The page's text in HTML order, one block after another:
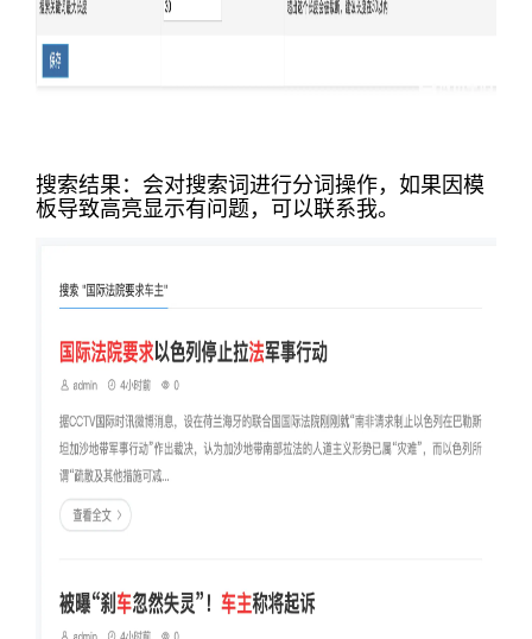
搜索结果：会对搜索词进行分词操作，如果因模
板导致高亮显示有问题，可以联系我。